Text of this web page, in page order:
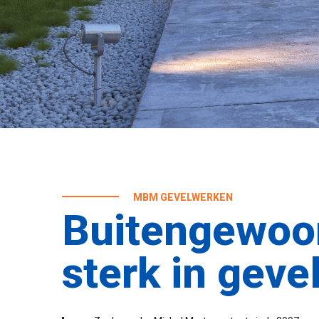
MBM GEVELWERKEN
sterk in